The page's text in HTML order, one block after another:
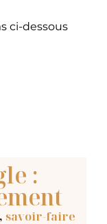
ci-dessous
:
, savoir-faire